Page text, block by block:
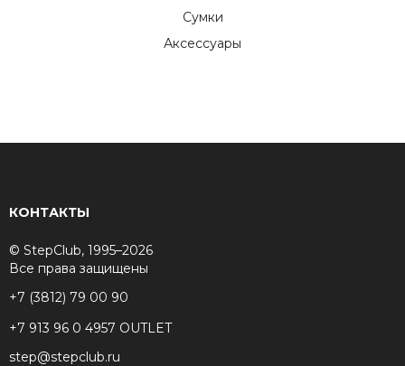
Сумки
Аксессуары
КОНТАКТЫ
© StepClub, 1995–2026
Все права защищены
+7 (3812) 79 00 90
+7 913 96 0 4957 OUTLET
step@stepclub.ru